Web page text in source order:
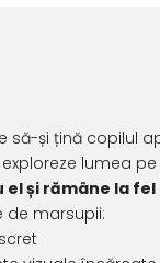
să-și țină copilul
lumea
și rămâne la
de marsupii: